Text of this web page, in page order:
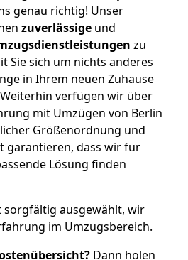
genau richtig! Unser
zuverlässige und
zu
Sie sich um nichts anderes
in Ihrem neuen Zuhause
verfügen wir über
mit Umzügen von Berlin
Größenordnung und
garantieren, dass wir für
Lösung finden
sorgfältig ausgewählt, wir
im Umzugsbereich.
Dann holen